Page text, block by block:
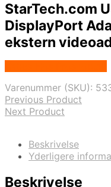
StarTech.com
DisplayPort
ekstern
Varenummer (SKU):
Previous Product
Next Product
Beskrivelse
Yderligere
Beskrivelse